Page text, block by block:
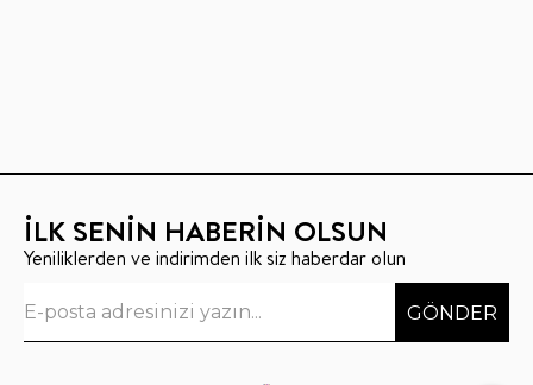
İLK SENİN HABERİN OLSUN
Yeniliklerden ve indirimden ilk siz haberdar olun
GÖNDER